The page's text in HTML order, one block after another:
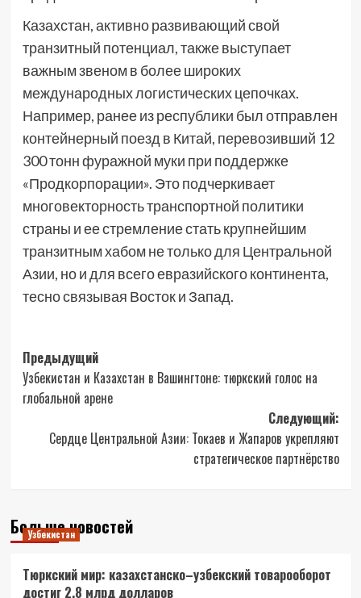
Казахстан, активно развивающий свой
транзитный потенциал, также выступает
важным звеном в более широких
международных логистических цепочках.
Например, ранее из республики был отправлен
контейнерный поезд в Китай, перевозивший 12
300 тонн фуражной муки при поддержке
«Продкорпорации». Это подчеркивает
многовекторность транспортной политики
страны и ее стремление стать крупнейшим
транзитным хабом не только для Центральной
Азии, но и для всего евразийского континента,
тесно связывая Восток и Запад.
Навигация
записи
Предыдущий
Узбекистан и Казахстан в Вашингтоне: тюркский голос на
глобальной арене
Следующий:
Сердце Центральной Азии: Токаев и Жапаров укрепляют
стратегическое партнёрство
Больше новостей
Узбекистан
Тюркский мир: казахстанско–узбекский товарооборот
достиг 2.8 млрд долларов